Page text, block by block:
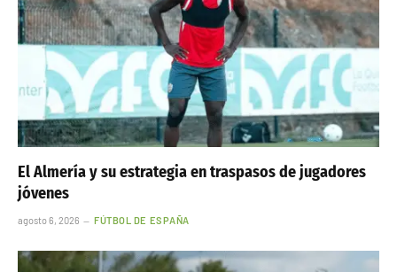
El Almería y su estrategia en traspasos de jugadores
jóvenes
agosto 6, 2026 FÚTBOL DE ESPAÑA